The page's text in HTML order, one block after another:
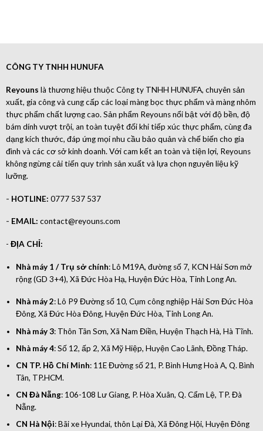
CÔNG TY TNHH HUNUFA
Reyouns là thương hiệu thuộc Công ty TNHH HUNUFA, chuyên sản
xuất, gia công và cung cấp các loại màng bọc thực phẩm và màng nhôm
thực phẩm chất lượng cao. Sản phẩm Reyouns nổi bật với độ bền, độ
bám dính vượt trội, an toàn tuyệt đối khi tiếp xúc thực phẩm, cùng đa
dạng kích thước, đáp ứng mọi nhu cầu bảo quản và chế biến cho gia
đình và các cơ sở kinh doanh. Với cam kết an toàn và tiện lợi, Reyouns
không ngừng cải tiến quy trình sản xuất và lựa chọn nguyên liệu kỹ
lưỡng.
- HOTLINE: 0777 537 537
- EMAIL: contact@reyouns.com
- ĐỊA CHỈ:
Nhà máy 1 / Trụ sở chính: Lô M19A, đường số 7, KCN Hải Sơn mở
rộng (GD 3+4), Xã Đức Hòa Hạ, Huyện Đức Hòa, Tỉnh Long An.
Nhà máy 2: Lô P9 Đường số 10, Cụm công nghiệp Hải Sơn Đức Hòa
Đông, Xã Đức Hòa Đông, Huyện Đức Hòa, Tỉnh Long An.
Nhà máy 3: Thôn Tân Sơn, Xã Nam Điền, Huyện Thạch Hà, Hà Tĩnh.
Nhà máy 4: Số 12, ấp 2, Xã Mỹ Hiệp, Huyện Cao Lãnh, Đồng Tháp.
CN TP. Hồ Chí Minh: 11E Đường số 21, P. Bình Hưng Hoà A, Q. Bình
Tân, TP.HCM.
CN Đà Nẵng: 106-108 Lư Giang, P. Hòa Xuân, Q. Cẩm Lệ, TP. Đà
Nẵng.
CN Hà Nội: Bãi xe Hyundai, thôn Lại Đà, Xã Đông Hội, Huyện Đông